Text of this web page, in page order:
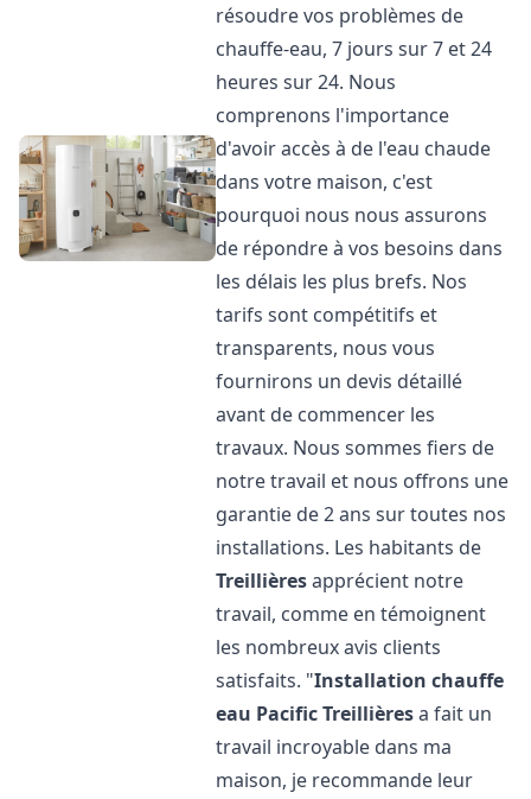
résoudre vos problèmes de
chauffe-eau, 7 jours sur 7 et 24
heures sur 24. Nous
comprenons l'importance
d'avoir accès à de l'eau chaude
dans votre maison, c'est
pourquoi nous nous assurons
de répondre à vos besoins dans
les délais les plus brefs. Nos
tarifs sont compétitifs et
transparents, nous vous
fournirons un devis détaillé
avant de commencer les
travaux. Nous sommes fiers de
notre travail et nous offrons une
garantie de 2 ans sur toutes nos
installations. Les habitants de
Treillièresapprécient notre
travail, comme en témoignent
les nombreux avis clients
satisfaits. "Installation chauffe
eau PacificTreillièresa fait un
travail incroyable dans ma
maison, je recommande leur